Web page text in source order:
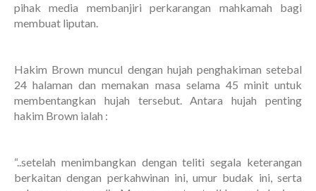
pihak media membanjiri perkarangan mahkamah bagi
membuat liputan.
Hakim Brown muncul dengan hujah penghakiman setebal
24 halaman dan memakan masa selama 45 minit untuk
membentangkan hujah tersebut. Antara hujah penting
hakim Brown ialah :
“..setelah menimbangkan dengan teliti segala keterangan
berkaitan dengan perkahwinan ini, umur budak ini, serta